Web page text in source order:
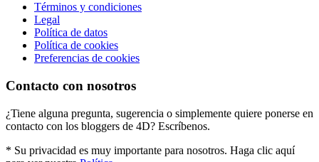
Términos y condiciones
Legal
Política de datos
Política de cookies
Preferencias de cookies
Contacto con nosotros
¿Tiene alguna pregunta, sugerencia o simplemente quiere ponerse en
contacto con los bloggers de 4D? Escríbenos.
* Su privacidad es muy importante para nosotros. Haga clic aquí